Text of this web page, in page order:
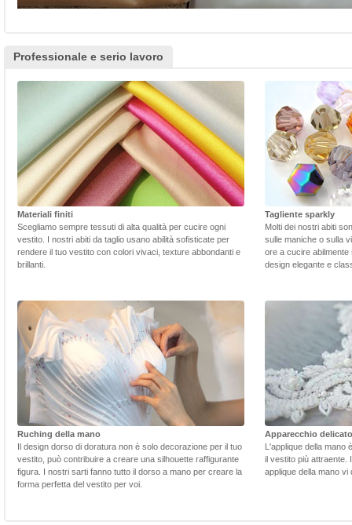
Professionale e serio lavoro
Materiali finiti
Scegliamo sempre tessuti di alta qualità per cucire ogni
vestito. I nostri abiti da taglio usano abilità sofisticate per
rendere il tuo vestito con colori vivaci, texture abbondanti e
brillanti.
Tagliente sparkly
Molti dei nostri abiti
sulle maniche o sulla
ore a cucire
design elegante e
Ruching della mano
Il design dorso di doratura non è solo decorazione per il tuo
vestito, può contribuire a creare una silhouette raffigurante
figura. I nostri sarti fanno tutto il dorso a mano per creare la
forma perfetta del vestito per voi.
Apparecchio delicato
L'applique della mano
il vestito più attraente.
applique della mano